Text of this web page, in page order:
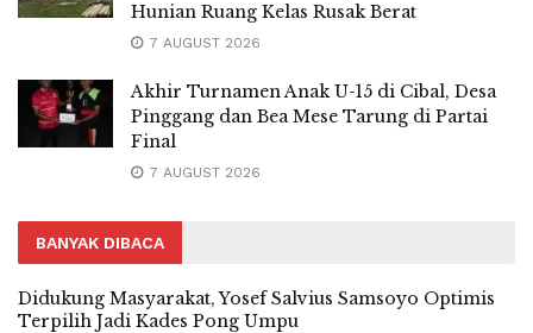
Hunian Ruang Kelas Rusak Berat
7 AUGUST 2026
Akhir Turnamen Anak U-15 di Cibal, Desa
Pinggang dan Bea Mese Tarung di Partai
Final
7 AUGUST 2026
BANYAK DIBACA
Didukung Masyarakat, Yosef Salvius Samsoyo Optimis
Terpilih Jadi Kades Pong Umpu